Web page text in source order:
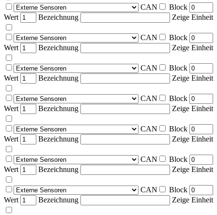
CAN
Block
Wert
Bezeichnung Zeige Einheit
CAN
Block
Wert
Bezeichnung Zeige Einheit
CAN
Block
Wert
Bezeichnung Zeige Einheit
CAN
Block
Wert
Bezeichnung Zeige Einheit
CAN
Block
Wert
Bezeichnung Zeige Einheit
CAN
Block
Wert
Bezeichnung Zeige Einheit
CAN
Block
Wert
Bezeichnung Zeige Einheit